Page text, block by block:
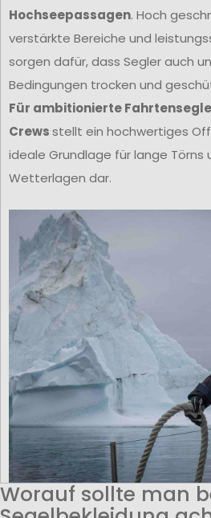
Hochseepassagen. Hoch
verstärkte Bereiche und
sorgen dafür, dass Segler auch
Bedingungen trocken und
Für ambitionierte
Crewsstellt ein hochwertiges
ideale Grundlage für lange
Wetterlagen dar.
Worauf sollte man